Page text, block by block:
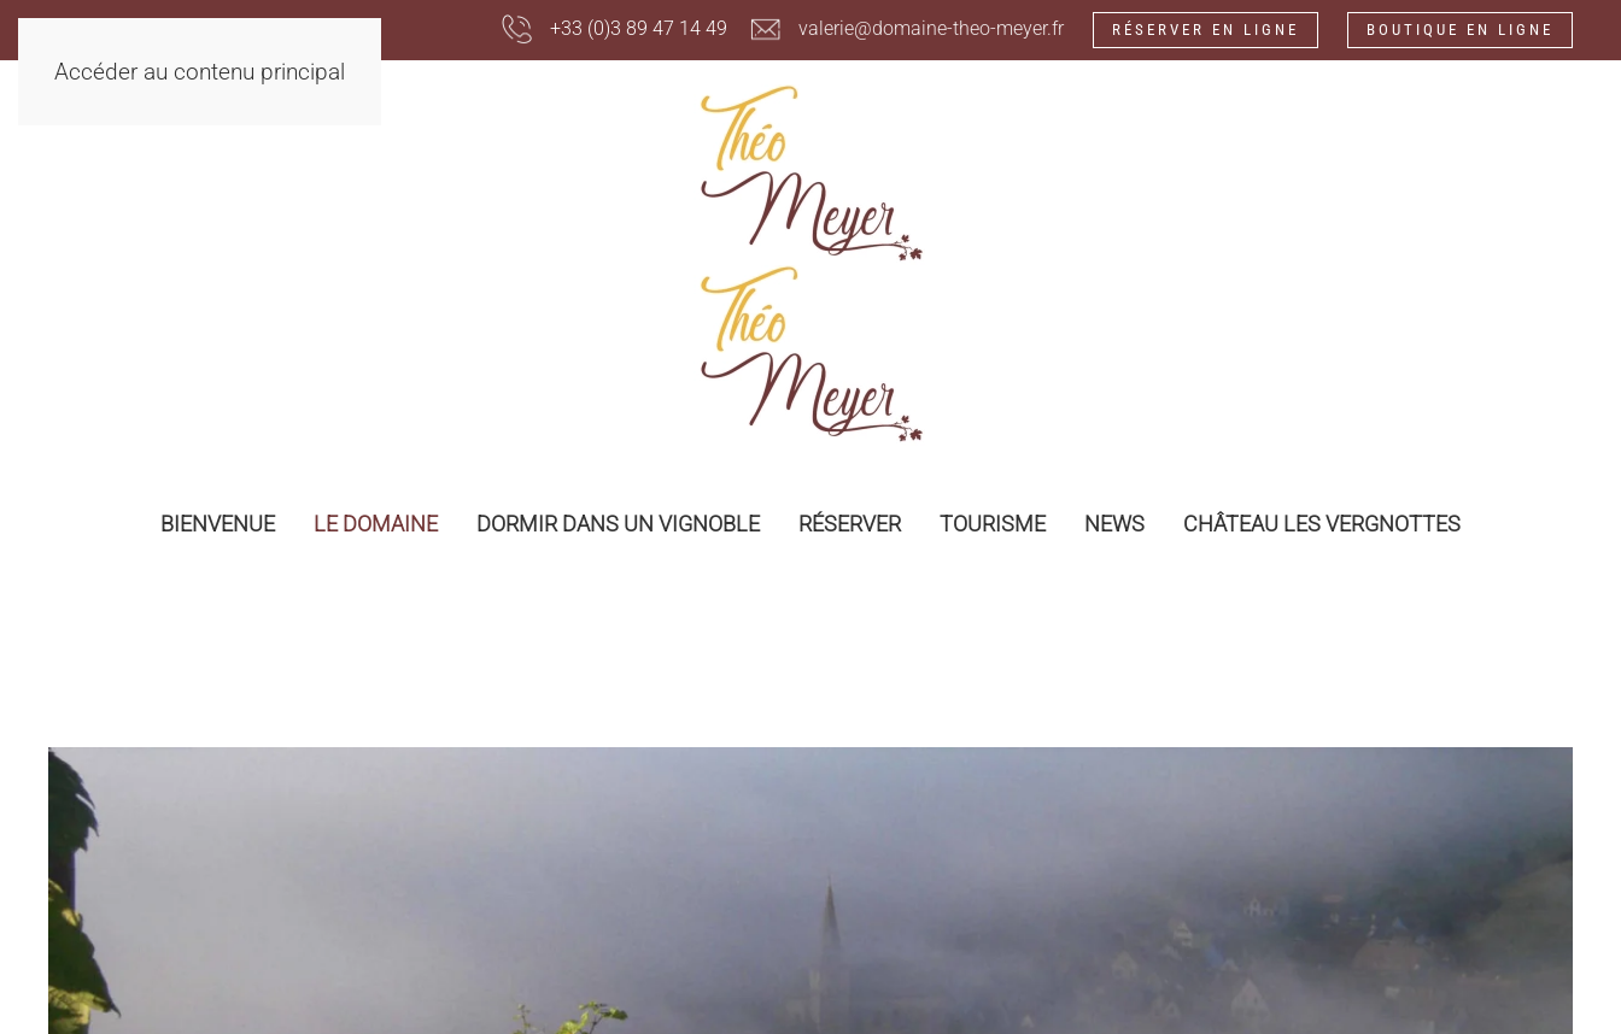
Accéder au contenu principal
+33 (0)3 89 47 14 49 valerie@domaine-theo-meyer.fr RÉSERVER EN LIGNE BOUTIQUE EN LIGNE
BIENVENUE LE DOMAINE DORMIR DANS UN VIGNOBLE RÉSERVER TOURISME NEWS CHÂTEAU LES VERGNOTTES